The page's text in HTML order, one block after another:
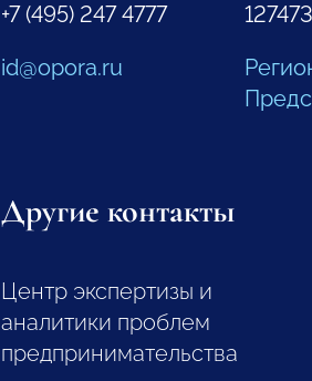
+7 (495) 247 4777
id@opora.ru
Другие контакты
Центр экспертизы и
аналитики проблем
предпринимательства